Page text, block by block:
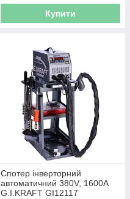
Купити
Спотер інверторний
автоматичний 380V, 1600A
G.I.KRAFT GI12117